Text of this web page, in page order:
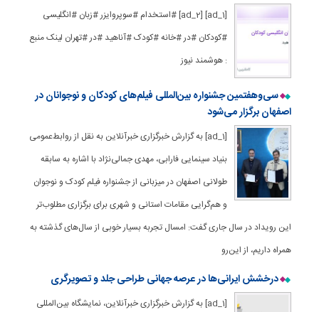
[ad_1] [ad_2] #استخدام #سوپروایزر #زبان #انگلیسی
#کودکان #در #خانه #کودک #آناهید #در #تهران لینک منبع
: هوشمند نیوز
سی‌وهفتمین جشنواره بین‌المللی فیلم‌های کودکان و نوجوانان در
اصفهان برگزار می‌شود
[ad_1] به گزارش خبرگزاری خبرآنلاین به نقل از روابط‌عمومی
بنیاد سینمایی فارابی، مهدی جمالی‌نژاد با اشاره به سابقه
طولانی اصفهان در میزبانی از جشنواره فیلم کودک و نوجوان
و هم‌گرایی مقامات استانی و شهری برای برگزاری مطلوب‌تر
این رویداد در سال جاری گفت: امسال تجربه بسیار خوبی از سال‌های گذشته به
همراه داریم، از این‌رو
درخشش ایرانی‌ها در عرصه جهانی طراحی جلد و تصویرگری
[ad_1] به گزارش خبرگزاری خبرآنلاین، نمایشگاه بین‌المللی